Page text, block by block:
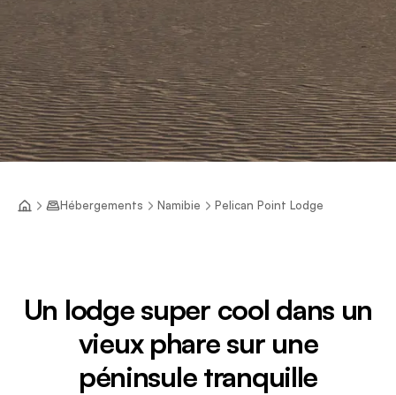
Hébergements Namibie Pelican Point Lodge
Un lodge super cool dans un
vieux phare sur une
péninsule tranquille